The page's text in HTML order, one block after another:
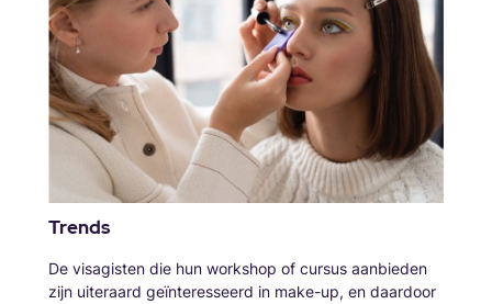
Trends
De visagisten die hun workshop of cursus aanbieden
zijn uiteraard geïnteresseerd in make-up, en daardoor